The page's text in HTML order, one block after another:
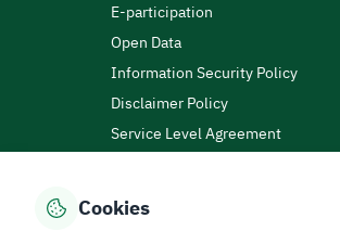
E-participation
Open Data
Information Security Policy
Disclaimer Policy
Service Level Agreement
Cookies